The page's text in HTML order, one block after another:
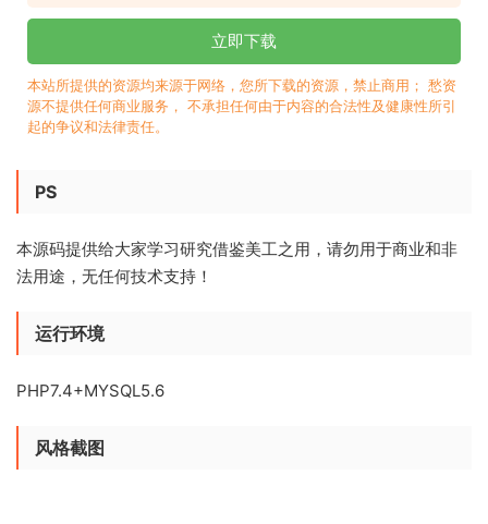
立即下载
本站所提供的资源均来源于网络，您所下载的资源，禁止商用； 愁资
源不提供任何商业服务， 不承担任何由于内容的合法性及健康性所引
起的争议和法律责任。
PS
本源码提供给大家学习研究借鉴美工之用，请勿用于商业和非
法用途，无任何技术支持！
运行环境
PHP7.4+MYSQL5.6
风格截图